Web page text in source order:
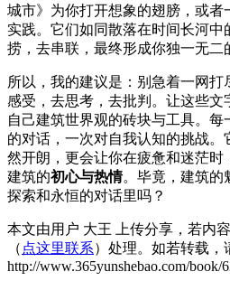
城市》为你打开想象的翅膀，或
实践。它们如同散落在时间长河
捞，去串联，最终形成你独一无二
所以，我的建议是：别急着一网
感受，去思考，去批判。让这些文
自己建筑世界观的砖块与工具。
的对话，一次对自我认知的挑战
然开朗，更会让你在疲惫和迷茫时
建筑的初心与热情。毕竟，建筑的
探索和永恒的对话里吗？
本文由用户 大王 上传分享，若内
（ 点这里联系）处理。如若转载，
http://www.365yunshebao.com/book/